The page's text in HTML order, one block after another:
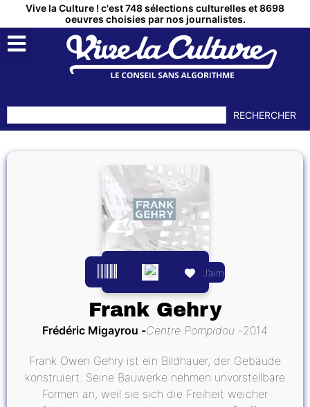
Vive la Culture ! c'est 748 sélections culturelles et 8698
oeuvres choisies par nos journalistes.
RECHERCHER
J’aime
Frank Gehry
Frédéric Migayrou Centre Pompidou 2014
Frank Owen Gehry ist ein Bildhauer, der Gebäude
konstruiert. Seine Bauwerke nehmen unvorstellbare
Formen an, weil sie sich die Freiheit weicher